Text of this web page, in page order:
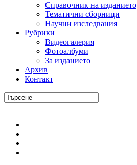
Справочник на изданието
Тематични сборници
Научни изследвания
Рубрики
Видеогалерия
Фотоалбуми
За изданието
Архив
Контакт